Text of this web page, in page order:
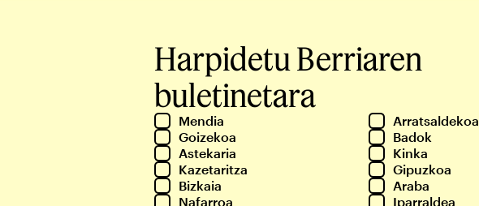
Harpidetu Berriaren
buletinetara
Mendia
Arratsaldekoa
Goizekoa
Badok
Astekaria
Kinka
Kazetaritza
Gipuzkoa
Bizkaia
Araba
Nafarroa
Iparraldea